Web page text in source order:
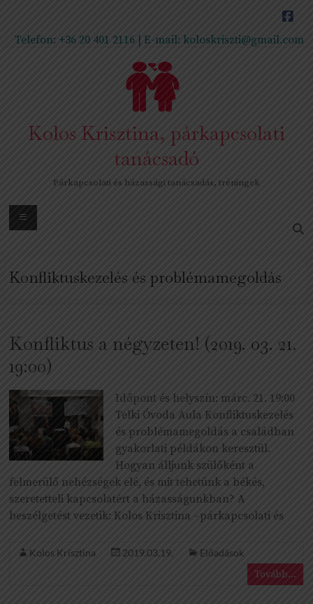
content
Telefon: +36 20 401 2116 | E-mail: koloskriszti@gmail.com
Kolos Krisztina, párkapcsolati
tanácsadó
Párkapcsolati és házassági tanácsadás, tréningek
Menu
Konfliktuskezelés és problémamegoldás
Konfliktus a négyzeten! (2019. 03. 21.
19:00)
Időpont és helyszín: márc. 21. 19:00
Telki Óvoda Aula Konfliktuskezelés
és problémamegoldás a családban
gyakorlati példákon keresztül.
Hogyan álljunk szülőként a
felmerülő nehézségek elé, és mit tehetünk a békés,
szeretetteli kapcsolatért a házasságunkban? A
beszélgetést vezetik: Kolos Krisztina –párkapcsolati és
Kolos Krisztina 2019.03.19. Előadások
Tovább...